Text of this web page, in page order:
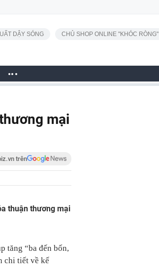
DẬY SÓNG CHỦ SHOP ONLINE "KHÓC RÒNG"
mại
trên
thuận thương mại
tăng “ba đến bốn,
chi tiết về kế